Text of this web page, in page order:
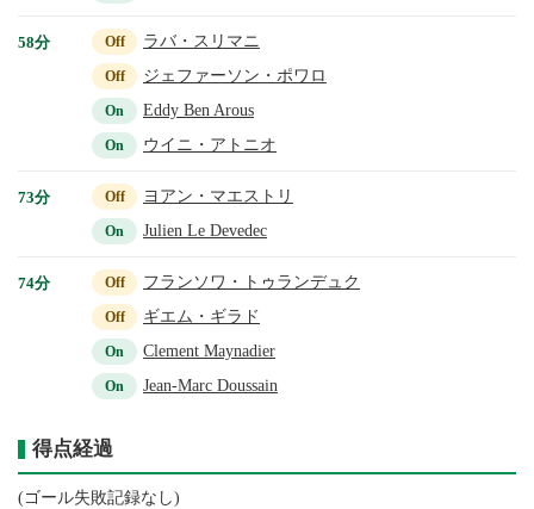
58分 Off ラバ・スリマニ
Off ジェファーソン・ポワロ
On Eddy Ben Arous
On ウイニ・アトニオ
73分 Off ヨアン・マエストリ
On Julien Le Devedec
74分 Off フランソワ・トゥランデュク
Off ギエム・ギラド
On Clement Maynadier
On Jean-Marc Doussain
得点経過
(ゴール失敗記録なし)